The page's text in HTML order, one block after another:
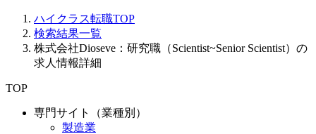
ハイクラス転職TOP
検索結果一覧
株式会社Dioseve：研究職（Scientist~Senior Scientist）の
求人情報詳細
TOP
専門サイト（業種別）
製造業